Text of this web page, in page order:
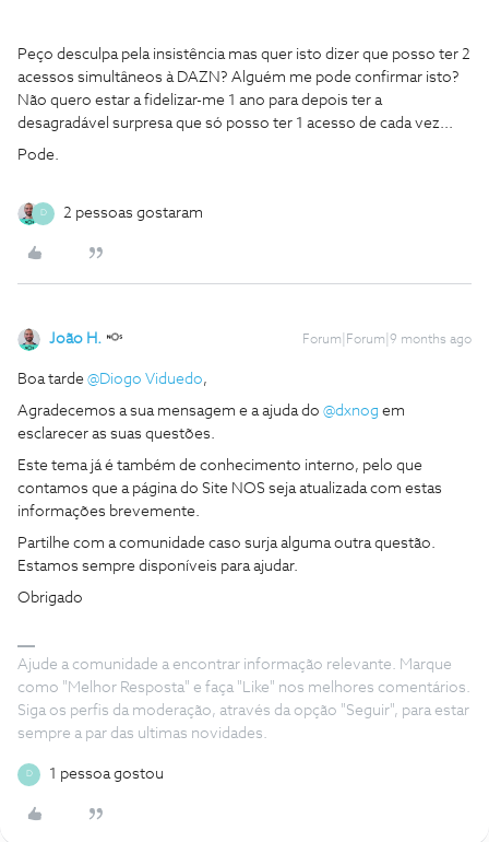
Peço desculpa pela insistência mas quer isto dizer que posso ter 2
acessos simultâneos à DAZN? Alguém me pode confirmar isto?
Não quero estar a fidelizar-me 1 ano para depois ter a
desagradável surpresa que só posso ter 1 acesso de cada vez...
Pode.
D 2 pessoas gostaram
João H. Forum|Forum|9 months ago
Boa tarde ​ @Diogo Viduedo,
Agradecemos a sua mensagem e a ajuda do ​ @dxnog em
esclarecer as suas questões.
Este tema já é também de conhecimento interno, pelo que
contamos que a página do Site NOS seja atualizada com estas
informações brevemente.
Partilhe com a comunidade caso surja alguma outra questão.
Estamos sempre disponíveis para ajudar.
Obrigado
Ajude a comunidade a encontrar informação relevante. Marque
como "Melhor Resposta" e faça "Like" nos melhores comentários.
Siga os perfis da moderação, através da opção "Seguir", para estar
sempre a par das ultimas novidades.
D 1 pessoa gostou